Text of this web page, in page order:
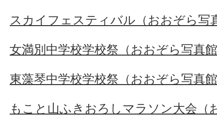
スカイフェスティバル（おおぞら写
女満別中学校学校祭（おおぞら写真
東藻琴中学校学校祭（おおぞら写真
もこと山ふきおろしマラソン大会（